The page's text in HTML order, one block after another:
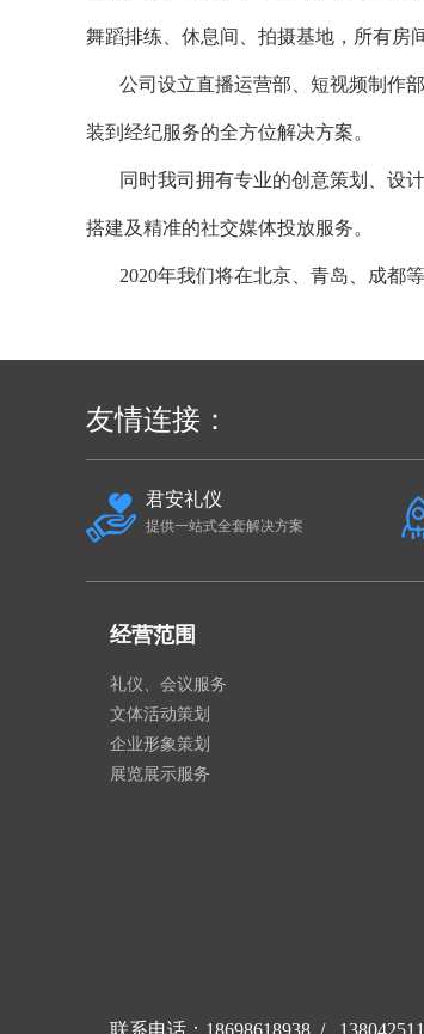
舞蹈排练、休息间、拍摄基地，所有房
公司设立直播运营部、短视频制作部
装到经纪服务的全方位解决方案。
同时我司拥有专业的创意策划、设计
搭建及精准的社交媒体投放服务。
2020年我们将在北京、青岛、成都等
友情连接：
君安礼仪
提供一站式全套解决方案
经营范围
礼仪、会议服务
文体活动策划
企业形象策划
展览展示服务
联系电话：18698618938 /